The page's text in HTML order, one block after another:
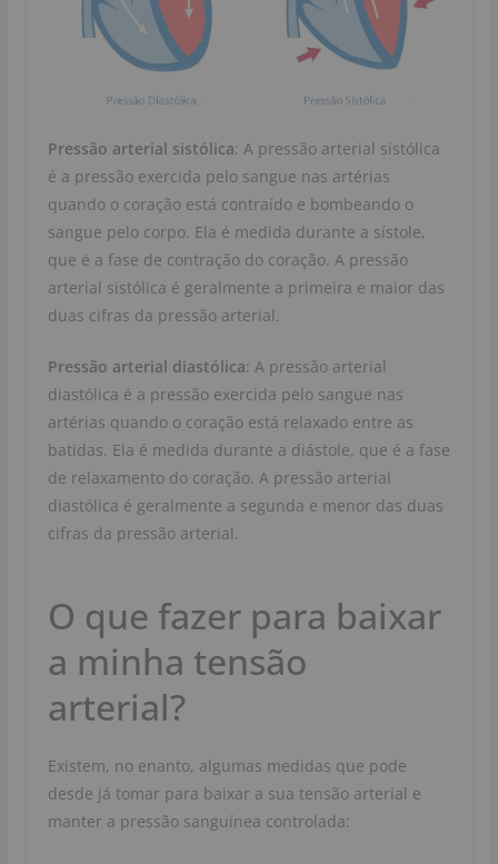
Pressão arterial sistólica: A pressão arterial sistólica
é a pressão exercida pelo sangue nas artérias
quando o coração está contraído e bombeando o
sangue pelo corpo. Ela é medida durante a sístole,
que é a fase de contração do coração. A pressão
arterial sistólica é geralmente a primeira e maior das
duas cifras da pressão arterial.
Pressão arterial diastólica: A pressão arterial
diastólica é a pressão exercida pelo sangue nas
artérias quando o coração está relaxado entre as
batidas. Ela é medida durante a diástole, que é a fase
de relaxamento do coração. A pressão arterial
diastólica é geralmente a segunda e menor das duas
cifras da pressão arterial.
O que fazer para baixar
a minha tensão
arterial?
Existem, no enanto, algumas medidas que pode
desde já tomar para baixar a sua tensão arterial e
manter a pressão sanguínea controlada: